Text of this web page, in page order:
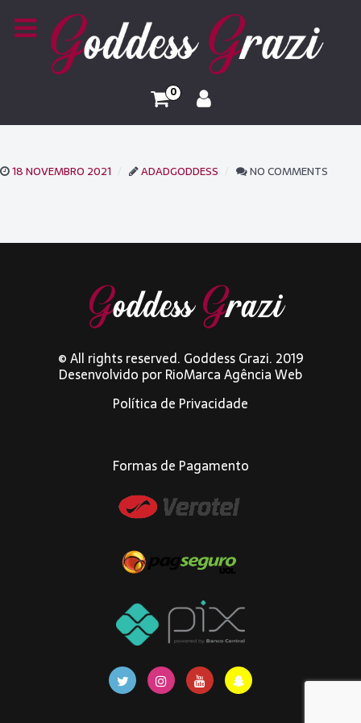
0
18 NOVEMBRO 2021 ADADGODDESS NO COMMENTS
© All rights reserved. Goddess Grazi. 2019
Desenvolvido porRioMarca Agência Web
Política de Privacidade
Formas de Pagamento